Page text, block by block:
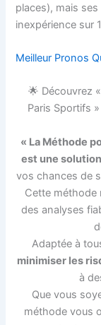
places), mais
inexpérience sur
Meilleur Pronos
🌟 Découvrez
Paris Sportifs
« La Méthode
est une
vos chances de
Cette méthode
des analyses
Adaptée à
minimiser les
à
Que vous
méthode vous